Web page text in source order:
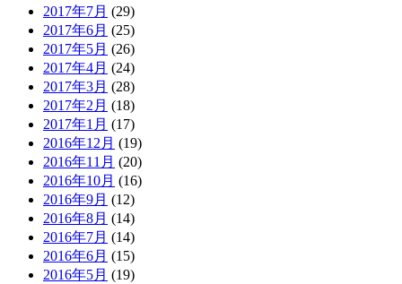
2017年7月 (29)
2017年6月 (25)
2017年5月 (26)
2017年4月 (24)
2017年3月 (28)
2017年2月 (18)
2017年1月 (17)
2016年12月 (19)
2016年11月 (20)
2016年10月 (16)
2016年9月 (12)
2016年8月 (14)
2016年7月 (14)
2016年6月 (15)
2016年5月 (19)